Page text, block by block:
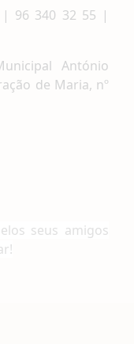
96 340 32 55 |
António
de Maria, nº
seus amigos